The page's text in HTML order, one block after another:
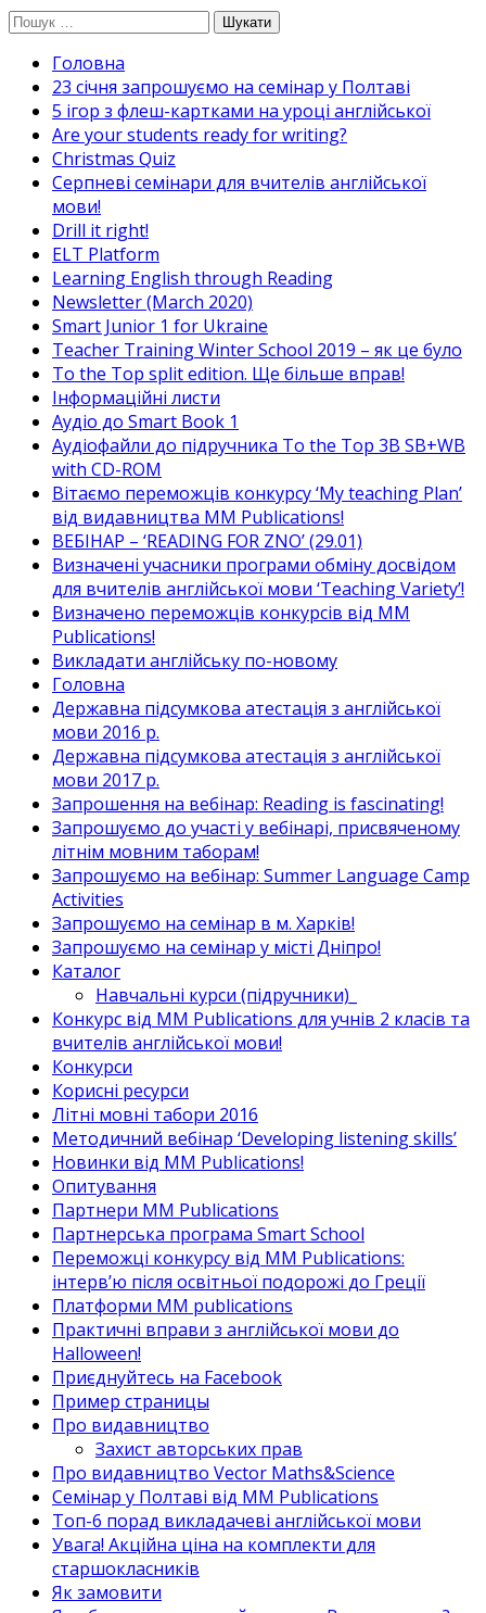
Перейти
вмісту
Пошук:
Головна
23 січня запрошуємо на семінар у Полтаві
5 ігор з флеш-картками на уроці англійської
Are your students ready for writing?
Christmas Quiz
Cерпневі семінари для вчителів англійської
мови!
Drill it right!
ELT Platform
Learning English through Reading
Newsletter (March 2020)
Smart Junior 1 for Ukraine
Teacher Training Winter School 2019 – як це було
To the Top split edition. Ще більше вправ!
Інформаційні листи
Аудіо до Smart Book 1
Аудіофайли до підручника To the Top 3B SB+WB
with CD-ROM
Вітаємо переможців конкурсу ‘My teaching Plan’
від видавництва MM Publications!
ВЕБІНАР – ‘READING FOR ZNO’ (29.01)
Визначені учасники програми обміну досвідом
для вчителів англійської мови ‘Teaching Variety’!
Визначено переможців конкурсів від MM
Publications!
Викладати англійську по-новому
Головна
Державна підсумкова атестація з англійської
мови 2016 р.
Державна підсумкова атестація з англійської
мови 2017 р.
Запрошення на вебінар: Reading is fascinating!
Запрошуємо до участі у вебінарі, присвяченому
літнім мовним таборам!
Запрошуємо на вебінар: Summer Language Camp
Activities
Запрошуємо на семінар в м. Харків!
Запрошуємо на семінар у місті Дніпро!
Каталог
Навчальні курси (підручники)_
Конкурс від MM Publications для учнів 2 класів та
вчителів англійської мови!
Конкурси
Корисні ресурси
Літні мовні табори 2016
Методичний вебінар ‘Developing listening skills’
Новинки від MM Publications!
Опитування
Партнери MM Publications
Партнерська програма Smart School
Переможці конкурсу від MM Publications:
інтерв’ю після освітньої подорожі до Греції
Платформи MM publications
Практичні вправи з англійської мови до
Halloween!
Приєднуйтесь на Facebook
Пример страницы
Про видавництво
Захист авторських прав
Про видавництво Vector Maths&Science
Семінар у Полтаві від MM Publications
Топ-6 порад викладачеві англійської мови
Увага! Акційна ціна на комплекти для
старшокласників
Як замовити